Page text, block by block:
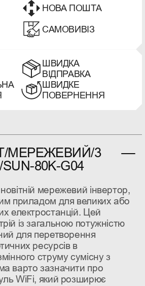
НОВА ПОШТА
САМОВИВІЗ
ШВИДКА
ВІДПРАВКА
ШВИДКЕ
ПОВЕРНЕННЯ
МЕРЕЖЕВИЙ/3
80K-G04
мережевий інвертор,
приладом для великих або
електростанцій. Цей
із загальною потужністю
для перетворення
ресурсів в
струму сумісну з
варто зазначити про
WiFi, який розширює